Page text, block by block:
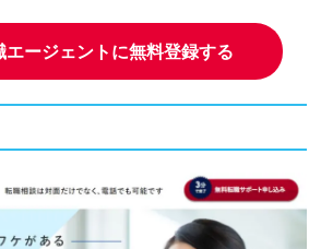
エージェントに無料登録する